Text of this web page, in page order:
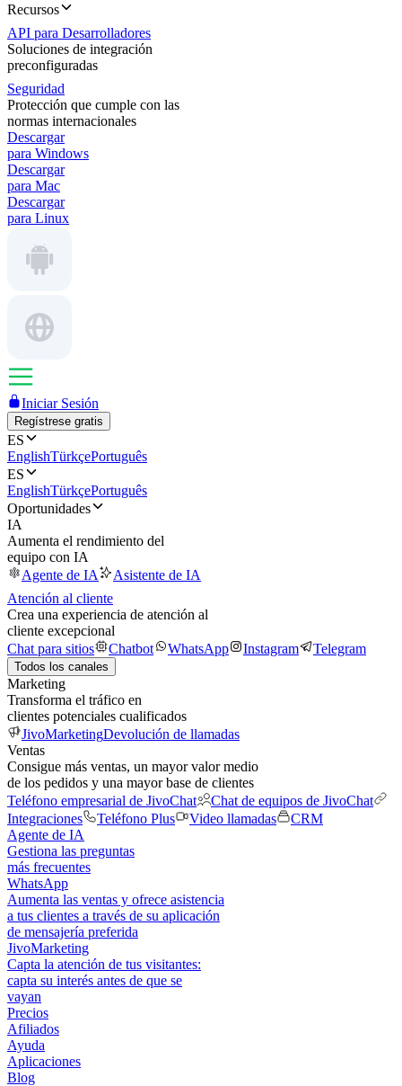
Recursos
API para Desarrolladores
Soluciones de integración
preconfiguradas
Seguridad
Protección que cumple con las
normas internacionales
Descargar
para Windows
Descargar
para Mac
Descargar
para Linux
Iniciar Sesión
Regístrese gratis
ES
EnglishTürkçePortuguês
ES
EnglishTürkçePortuguês
Oportunidades
IA
Aumenta el rendimiento del
equipo con IA
Agente de IA
Asistente de IA
Atención al cliente
Crea una experiencia de atención al
cliente excepcional
Chat para sitios
Chatbot WhatsApp Instagram Telegram
Todos los canales
Marketing
Transforma el tráfico en
clientes potenciales cualificados
JivoMarketingDevolución de llamadas
Ventas
Consigue más ventas, un mayor valor medio
de los pedidos y una mayor base de clientes
Teléfono empresarial de JivoChat
Chat de equipos de JivoChat
Integraciones
Teléfono Plus Video llamadas
CRM
Agente de IA
Gestiona las preguntas
más frecuentes
WhatsApp
Aumenta las ventas y ofrece asistencia
a tus clientes a través de su aplicación
de mensajería preferida
JivoMarketing
Capta la atención de tus visitantes:
capta su interés antes de que se
vayan
Precios
Afiliados
Ayuda
Aplicaciones
Blog